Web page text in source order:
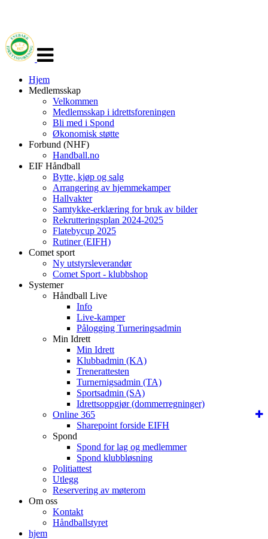
navigasjon
Hjem
Medlemsskap
Velkommen
Medlemsskap i idrettsforeningen
Bli med i Spond
Økonomisk støtte
Forbund (NHF)
Handball.no
EIF Håndball
Bytte, kjøp og salg
Arrangering av hjemmekamper
Hallvakter
Samtykke-erklæring for bruk av bilder
Rekrutteringsplan 2024-2025
Flatebycup 2025
Rutiner (EIFH)
Comet sport
Ny utstyrsleverandør
Comet Sport - klubbshop
Systemer
Håndball Live
Info
Live-kamper
Pålogging Turneringsadmin
Min Idrett
Min Idrett
Klubbadmin (KA)
Trenerattesten
Turnernigsadmin (TA)
Sportsadmin (SA)
Idrettsoppgjør (dommerregninger)
Online 365
Sharepoint forside EIFH
Spond
Spond for lag og medlemmer
Spond klubbløsning
Politiattest
Utlegg
Reservering av møterom
Om oss
Kontakt
Håndballstyret
hjem